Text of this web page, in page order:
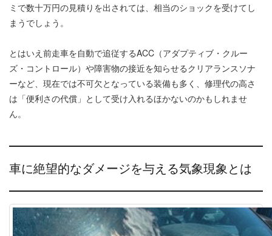
ミで数十万円の見積りを出されては、相当のショックを受けてし
まうでしょう。
とはいえ前走車を自動で追従するACC（アダプティブ・クルー
ズ・コントロール）や障害物の接近を知らせるクリアランスソナ
ーなど、現在では不可欠となっている装備も多く、修理代の高さ
は「便利さの代償」として受け入れるほかないのかもしれませ
ん。
車に絶望的なダメージを与える気象現象とは